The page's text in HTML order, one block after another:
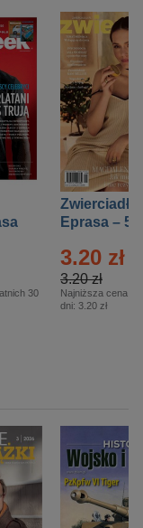
30
Zwierciadło
Eprasa – 5/
3.20 zł
3.20 zł
Najniższa cena z
dni: 3.20 zł